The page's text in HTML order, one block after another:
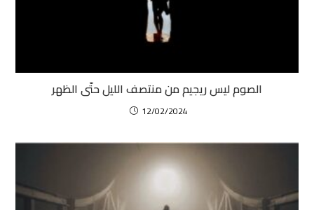
الصوم ليس ريجيم من منتصف الليل حتّى الظهر
12/02/2024